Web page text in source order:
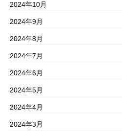
2024年10月
2024年9月
2024年8月
2024年7月
2024年6月
2024年5月
2024年4月
2024年3月